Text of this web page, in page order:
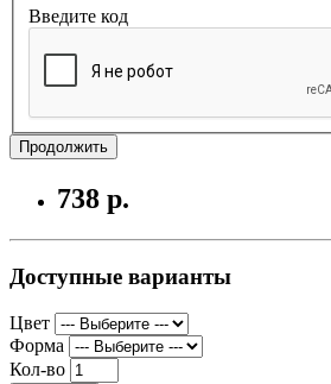
Введите код
Продолжить
738 р.
Доступные варианты
Цвет
Форма
Кол-во